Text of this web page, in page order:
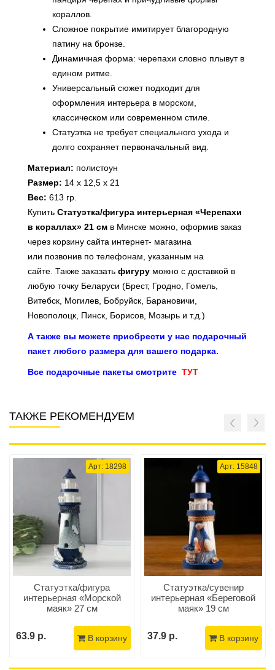
кораллов.
Сложное покрытие имитирует благородную
патину на бронзе.
Динамичная форма: черепахи словно плывут в
едином ритме.
Универсальный сюжет подходит для
оформления интерьера в морском,
классическом или современном стиле.
Статуэтка не требует специального ухода и
долго сохраняет первоначальный вид.
Материал: полистоун
Размер: 14 х 12,5 х 21
Вес: 613 гр.
Купить Статуэтка/фигура интерьерная «Черепахи
в кораллах» 21 см в Минске можно, оформив заказ
через корзину сайта интернет- магазина
или позвонив по телефонам, указанным на
сайте. Также заказать фигуру можно с доставкой в
любую точку Беларуси (Брест, Гродно, Гомель,
Витебск, Могилев, Бобруйск, Барановичи,
Новополоцк, Пинск, Борисов, Мозырь и т.д.)
А также вы можете приобрести у нас подарочный
пакет любого размера для вашего подарка.
Все подарочные пакеты смотрите ТУТ
ТАКЖЕ РЕКОМЕНДУЕМ
Арт: 18298
Статуэтка/фигура
интерьерная «Морской
маяк» 27 см
63.9 р. В корзину
Арт: 15848
Статуэтка/сувенир
интерьерная «Береговой
маяк» 19 см
37.9 р. В корзину